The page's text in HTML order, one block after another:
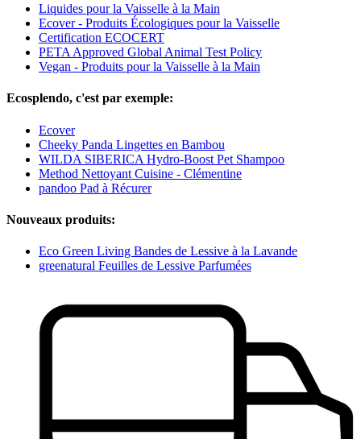
Liquides pour la Vaisselle à la Main
Ecover - Produits Écologiques pour la Vaisselle
Certification ECOCERT
PETA Approved Global Animal Test Policy
Vegan - Produits pour la Vaisselle à la Main
Ecosplendo, c'est par exemple:
Ecover
Cheeky Panda Lingettes en Bambou
WILDA SIBERICA Hydro-Boost Pet Shampoo
Method Nettoyant Cuisine - Clémentine
pandoo Pad à Récurer
Nouveaux produits:
Eco Green Living Bandes de Lessive à la Lavande
greenatural Feuilles de Lessive Parfumées